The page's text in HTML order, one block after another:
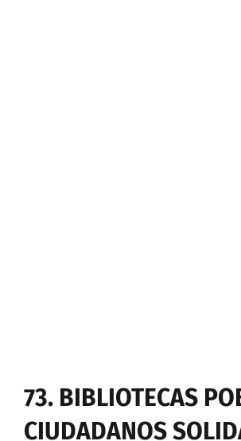
73. BIBLIOTECAS
CIUDADANOS